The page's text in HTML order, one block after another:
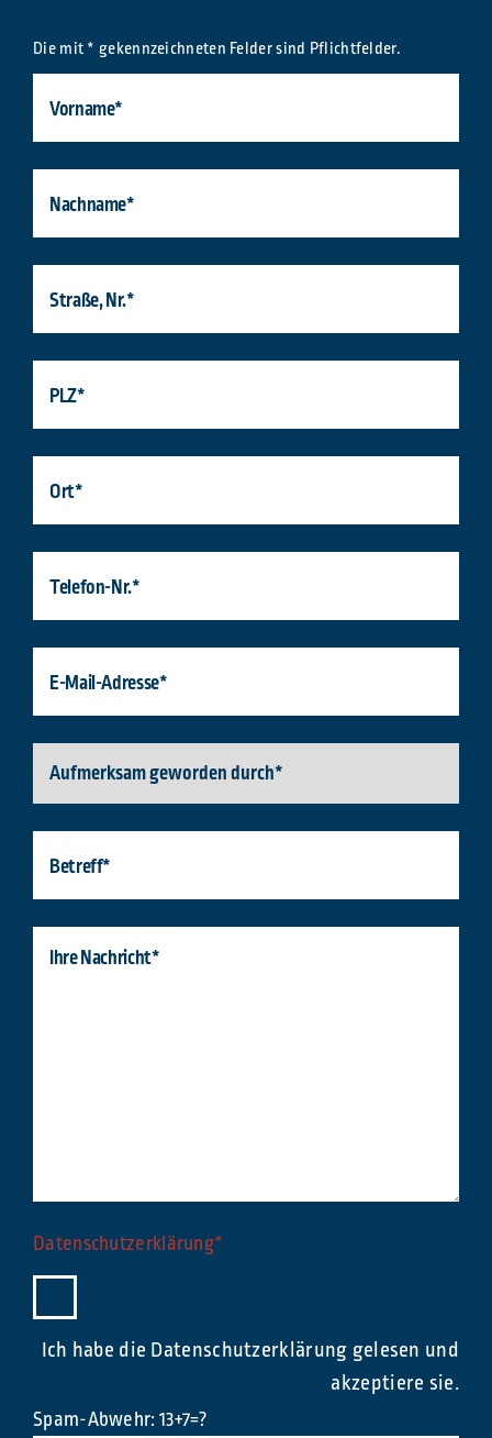
Die mit * gekennzeichneten Felder sind Pflichtfelder.
Datenschutzerklärung*
Ich habe die Datenschutzerklärung gelesen und
akzeptiere sie.
Spam-Abwehr: 13+7=?